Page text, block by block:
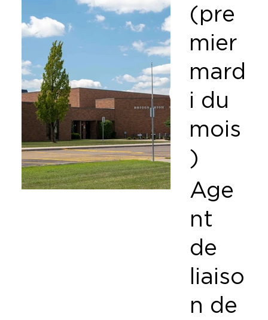
(pre
mier
mard
i du
mois
)
Age
nt
de
liaiso
n de